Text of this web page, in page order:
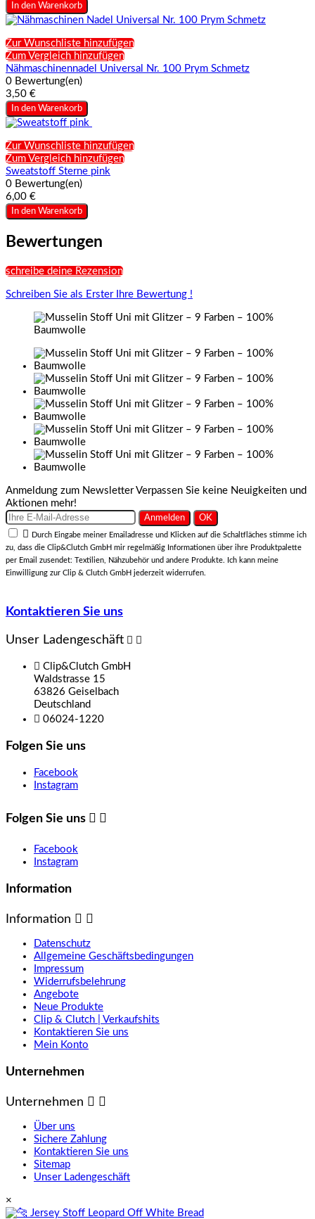
In den Warenkorb
Zur Wunschliste hinzufügen
Zum Vergleich hinzufügen
Nähmaschinennadel Universal Nr. 100 Prym Schmetz
0 Bewertung(en)
3,50 €
In den Warenkorb
Zur Wunschliste hinzufügen
Zum Vergleich hinzufügen
Sweatstoff Sterne pink
0 Bewertung(en)
6,00 €
In den Warenkorb
Bewertungen
schreibe deine Rezension
Schreiben Sie als Erster Ihre Bewertung !
Anmeldung zum Newsletter Verpassen Sie keine Neuigkeiten und
Aktionen mehr!
Durch Eingabe meiner Emailadresse und Klicken auf die Schaltfläches stimme ich
zu, dass die Clip&Clutch GmbH mir regelmäßig Informationen über ihre Produktpalette
per Email zusendet: Textilien, Nähzubehör und andere Produkte. Ich kann meine
Einwilligung zur Clip & Clutch GmbH jederzeit widerrufen.
Kontaktieren Sie uns
Unser Ladengeschäft
Clip&Clutch GmbH
Waldstrasse 15
63826 Geiselbach
Deutschland
06024-1220
Folgen Sie uns
Facebook
Instagram
Folgen Sie uns  
Facebook
Instagram
Information
Information  
Datenschutz
Allgemeine Geschäftsbedingungen
Impressum
Widerrufsbelehrung
Angebote
Neue Produkte
Clip & Clutch | Verkaufshits
Kontaktieren Sie uns
Mein Konto
Unternehmen
Unternehmen  
Über uns
Sichere Zahlung
Kontaktieren Sie uns
Sitemap
Unser Ladengeschäft
×